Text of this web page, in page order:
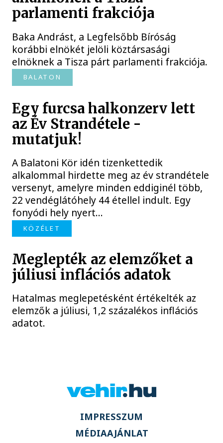
parlamenti frakciója
Baka Andrást, a Legfelsőbb Bíróság
korábbi elnökét jelöli köztársasági
elnöknek a Tisza párt parlamenti frakciója.
BALATON
Egy furcsa halkonzerv lett
az Év Strandétele -
mutatjuk!
A Balatoni Kör idén tizenkettedik
alkalommal hirdette meg az év strandétele
versenyt, amelyre minden eddiginél több,
22 vendéglátóhely 44 étellel indult. Egy
fonyódi hely nyert...
KÖZÉLET
Meglepték az elemzőket a
júliusi inflációs adatok
Hatalmas meglepetésként értékelték az
elemzők a júliusi, 1,2 százalékos inflációs
adatot.
IMPRESSZUM
MÉDIAAJÁNLAT